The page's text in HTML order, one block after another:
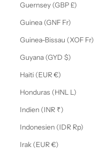
Guernsey (GBP £)
Guinea (GNF Fr)
Guinea-Bissau (XOF Fr)
Guyana (GYD $)
Haiti (EUR €)
Honduras (HNL L)
Indien (INR ₹)
Indonesien (IDR Rp)
Irak (EUR €)